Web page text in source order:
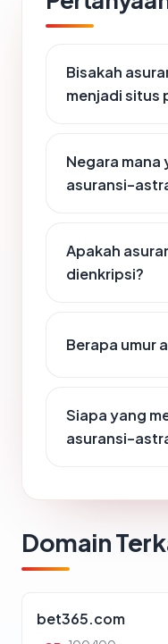
Bisakah
menjadi situs
Negara mana
asuransi-
Apakah
dienkripsi?
Berapa umur
Siapa yang
asuransi-
Domain
bet365.com